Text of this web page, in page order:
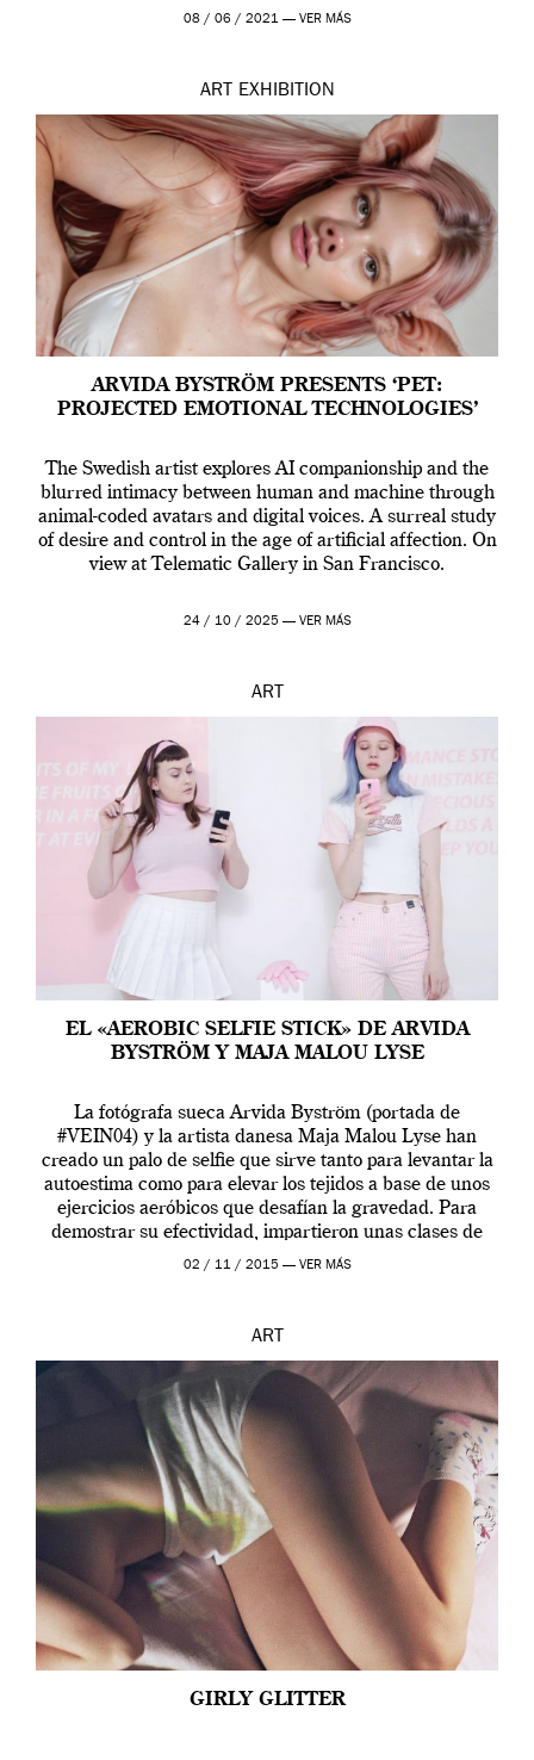
Madrid y la Wellcome […]
08 / 06 / 2021 — VER MÁS
ART EXHIBITION
ARVIDA BYSTRÖM PRESENTS ‘PET:
PROJECTED EMOTIONAL TECHNOLOGIES’
The Swedish artist explores AI companionship and the
blurred intimacy between human and machine through
animal-coded avatars and digital voices. A surreal study
of desire and control in the age of artificial affection. On
view at Telematic Gallery in San Francisco.
24 / 10 / 2025 — VER MÁS
ART
EL «AEROBIC SELFIE STICK» DE ARVIDA
BYSTRÖM Y MAJA MALOU LYSE
La fotógrafa sueca Arvida Byström (portada de
#VEIN04) y la artista danesa Maja Malou Lyse han
creado un palo de selfie que sirve tanto para levantar la
autoestima como para elevar los tejidos a base de unos
ejercicios aeróbicos que desafían la gravedad. Para
demostrar su efectividad, impartieron unas clases de
prueba en el Tate […]
02 / 11 / 2015 — VER MÁS
ART
GIRLY GLITTER